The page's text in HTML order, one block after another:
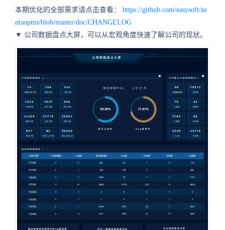
本期优化的全部需求请点击查看： https://github.com/easysoft/ze
ntaopms/blob/master/doc/CHANGELOG
▼ 公司数据盘点大屏，可以从宏观角度快速了解公司的现状。